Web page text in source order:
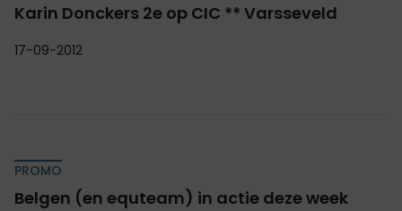
Karin Donckers 2e op CIC ** Varsseveld
17-09-2012
PROMO
Belgen (en equteam) in actie deze week